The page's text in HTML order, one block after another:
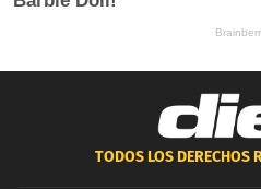
TODOS LOS DERECHOS